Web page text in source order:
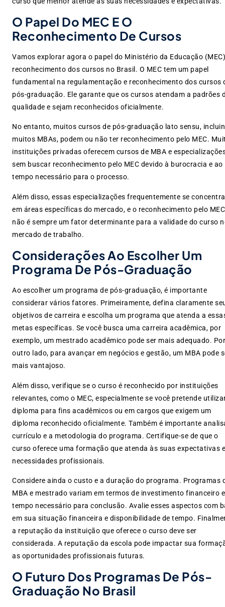
O Papel Do MEC E O
Reconhecimento De Cursos
Vamos explorar agora o papel do Ministério da Educação
reconhecimento dos cursos no Brasil. O MEC tem um papel
fundamental na regulamentação e reconhecimento dos cursos
pós-graduação. Ele garante que os cursos atendam a padrões
qualidade e sejam reconhecidos oficialmente.
No entanto, muitos cursos de pós-graduação lato sensu,
muitos MBAs, podem ou não ter reconhecimento pelo MEC.
instituições privadas oferecem cursos de MBA e
sem buscar reconhecimento pelo MEC devido à burocracia e ao
tempo necessário para o processo.
Além disso, essas especializações frequentemente se
em áreas específicas do mercado, e o reconhecimento pelo MEC
não é sempre um fator determinante para a validade do curso
mercado de trabalho.
Considerações Ao Escolher Um
Programa De Pós-Graduação
Ao escolher um programa de pós-graduação, é importante
considerar vários fatores. Primeiramente, defina claramente
objetivos de carreira e escolha um programa que atenda a
metas específicas. Se você busca uma carreira acadêmica, por
exemplo, um mestrado acadêmico pode ser mais adequado. Por
outro lado, para avançar em negócios e gestão, um MBA pode
mais vantajoso.
Além disso, verifique se o curso é reconhecido por instituições
relevantes, como o MEC, especialmente se você pretende
diploma para fins acadêmicos ou em cargos que exigem um
diploma reconhecido oficialmente. Também é importante
currículo e a metodologia do programa. Certifique-se de que o
curso oferece uma formação que atenda às suas expectativas e
necessidades profissionais.
Considere ainda o custo e a duração do programa. Programas
MBA e mestrado variam em termos de investimento financeiro e
tempo necessário para conclusão. Avalie esses aspectos com
em sua situação financeira e disponibilidade de tempo.
a reputação da instituição que oferece o curso deve ser
considerada. A reputação da escola pode impactar sua
as oportunidades profissionais futuras.
O Futuro Dos Programas De Pós-
Graduação No Brasil